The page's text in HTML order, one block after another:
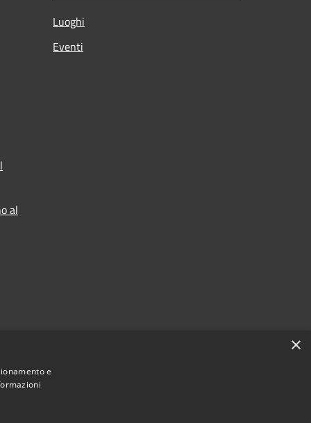
Luoghi
Eventi
al
×
e